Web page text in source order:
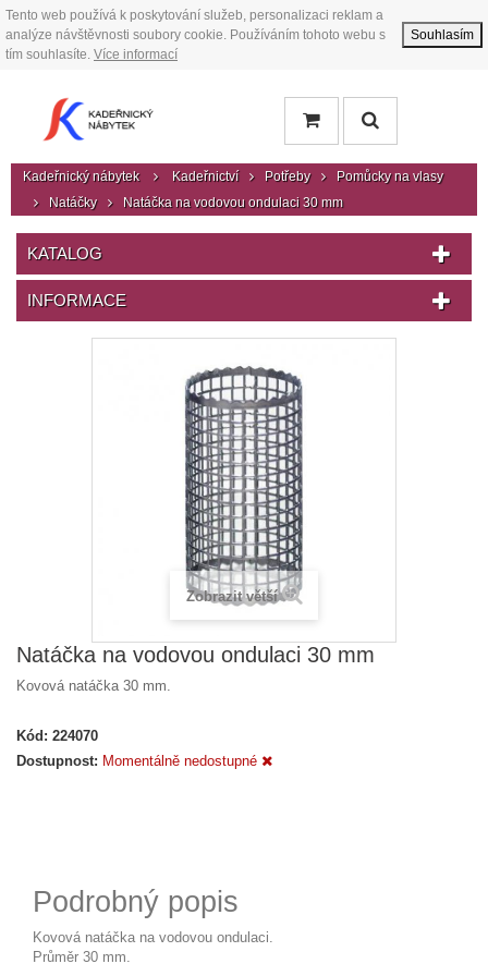
Tento web používá k poskytování služeb, personalizaci reklam a
analýze návštěvnosti soubory cookie. Používáním tohoto webu s
tím souhlasíte. Více informací
Souhlasím
Kadeřnický nábytek Kadeřnictví Potřeby
Pomůcky na vlasy
Natáčky
Natáčka na vodovou ondulaci 30 mm
KATALOG
INFORMACE
Zobrazit větší
Natáčka na vodovou ondulaci 30 mm
Kovová natáčka 30 mm.
Kód: 224070
Dostupnost: Momentálně nedostupné
Podrobný popis
Kovová natáčka na vodovou ondulaci.
Průměr 30 mm.